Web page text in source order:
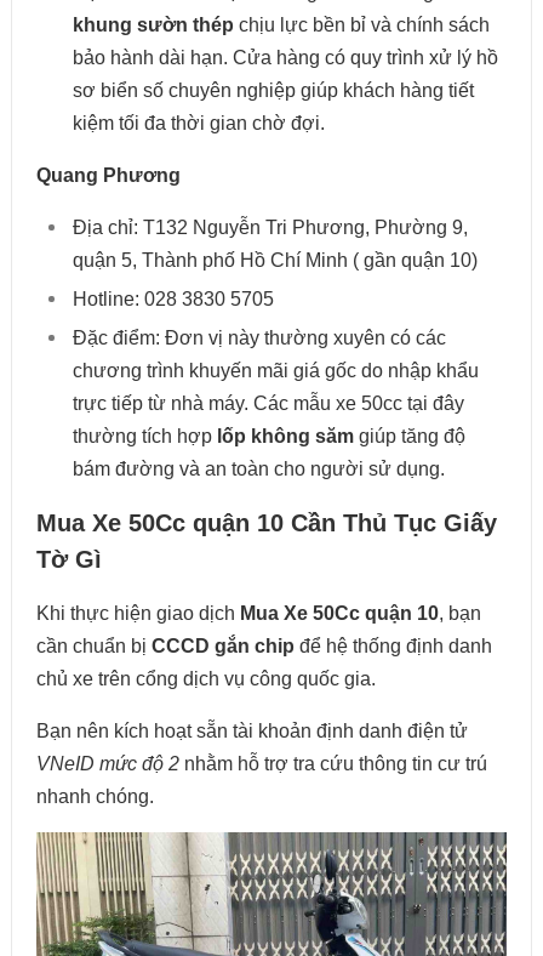
khung sườn thép chịu lực bền bỉ và chính sách
bảo hành dài hạn. Cửa hàng có quy trình xử lý hồ
sơ biển số chuyên nghiệp giúp khách hàng tiết
kiệm tối đa thời gian chờ đợi.
Quang Phương
Địa chỉ: T132 Nguyễn Tri Phương, Phường 9,
quận 5, Thành phố Hồ Chí Minh ( gần quận 10)
Hotline: 028 3830 5705
Đặc điểm: Đơn vị này thường xuyên có các
chương trình khuyến mãi giá gốc do nhập khẩu
trực tiếp từ nhà máy. Các mẫu xe 50cc tại đây
thường tích hợp lốp không sămgiúp tăng độ
bám đường và an toàn cho người sử dụng.
Mua Xe 50Cc quận 10 Cần Thủ Tục Giấy
Tờ Gì
Khi thực hiện giao dịch Mua Xe 50Cc quận 10, bạn
cần chuẩn bị CCCD gắn chip để hệ thống định danh
chủ xe trên cổng dịch vụ công quốc gia.
Bạn nên kích hoạt sẵn tài khoản định danh điện tử
VNeID mức độ 2nhằm hỗ trợ tra cứu thông tin cư trú
nhanh chóng.